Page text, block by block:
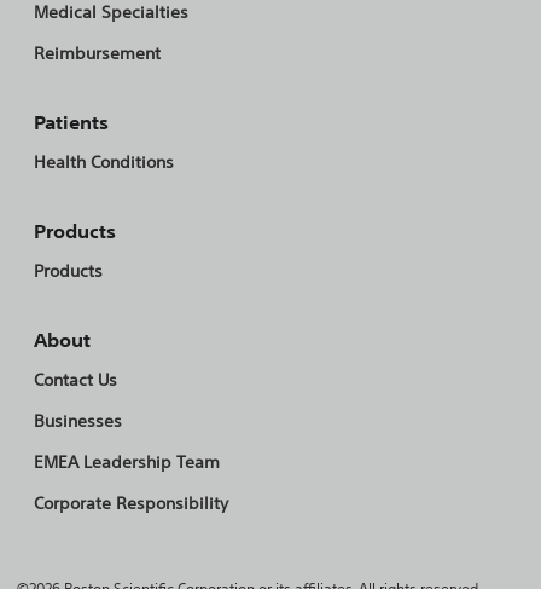
Medical Specialties
Reimbursement
Patients
Health Conditions
Products
Products
About
Contact Us
Businesses
EMEA Leadership Team
Corporate Responsibility